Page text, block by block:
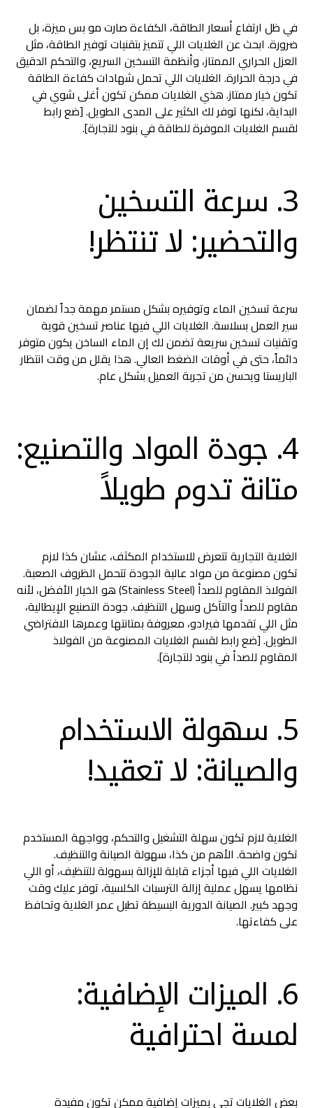
في ظل ارتفاع أسعار الطاقة، الكفاءة صارت مو بس ميزة، بل
ضرورة. ابحث عن الغلايات اللي تتميز بتقنيات توفير الطاقة، مثل
العزل الحراري الممتاز، وأنظمة التسخين السريع، والتحكم الدقيق
في درجة الحرارة. الغلايات اللي تحمل شهادات كفاءة الطاقة
تكون خيار ممتاز. هذي الغلايات ممكن تكون أغلى شوي في
البداية، لكنها توفر لك الكثير على المدى الطويل. [ضع رابط
لقسم الغلايات الموفرة للطاقة في بنود للتجارة].
3. سرعة التسخين
والتحضير: لا تنتظر!
سرعة تسخين الماء وتوفيره بشكل مستمر مهمة جداً لضمان
سير العمل بسلاسة. الغلايات اللي فيها عناصر تسخين قوية
وتقنيات تسخين سريعة تضمن لك إن الماء الساخن يكون متوفر
دائماً، حتى في أوقات الضغط العالي. هذا يقلل من وقت انتظار
الباريستا ويحسن من تجربة العميل بشكل عام.
4. جودة المواد والتصنيع:
متانة تدوم طويلاً
الغلاية التجارية تتعرض للاستخدام المكثف، عشان كذا لازم
تكون مصنوعة من مواد عالية الجودة تتحمل الظروف الصعبة.
الفولاذ المقاوم للصدأ (Stainless Steel) هو الخيار الأفضل، لأنه
مقاوم للصدأ والتآكل وسهل التنظيف. جودة التصنيع الإيطالية،
مثل اللي تقدمها فيرادو، معروفة بمتانتها وعمرها الافتراضي
الطويل. [ضع رابط لقسم الغلايات المصنوعة من الفولاذ
المقاوم للصدأ في بنود للتجارة].
5. سهولة الاستخدام
والصيانة: لا تعقيد!
الغلاية لازم تكون سهلة التشغيل والتحكم، وواجهة المستخدم
تكون واضحة. الأهم من كذا، سهولة الصيانة والتنظيف.
الغلايات اللي فيها أجزاء قابلة للإزالة بسهولة للتنظيف، أو اللي
نظامها يسهل عملية إزالة الترسبات الكلسية، توفر عليك وقت
وجهد كبير. الصيانة الدورية البسيطة تطيل عمر الغلاية وتحافظ
على كفاءتها.
6. الميزات الإضافية:
لمسة احترافية
بعض الغلايات تجي بميزات إضافية ممكن تكون مفيدة